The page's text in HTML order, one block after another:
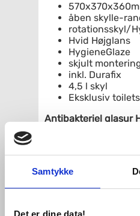
Samtykke
Det er dine data!
åben skylle-
rotationsskyl/
Hvid Højglans
HygieneGlaze
skjult
inkl. Durafix
4,5 l skyl
Eksklusiv
Antibakteriel glasur
effektiv og virker
blot seks timer
cisterne: